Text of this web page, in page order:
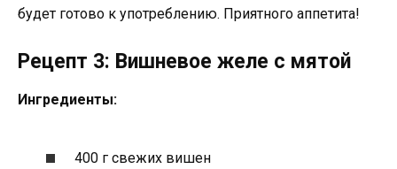
будет готово к употреблению. Приятного аппетита!
Рецепт 3: Вишневое желе с мятой
Ингредиенты:
400 г свежих вишен